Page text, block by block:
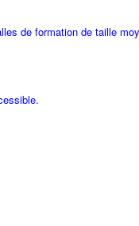
de formation de taille